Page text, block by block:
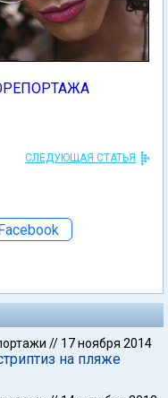
СЛЕДУЮЩАЯ СТАТЬЯ
// 17 ноября 2014
на пляже